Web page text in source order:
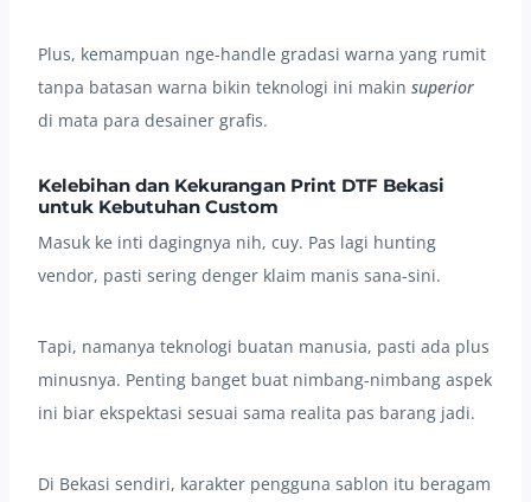
Plus, kemampuan nge-handle gradasi warna yang rumit
tanpa batasan warna bikin teknologi ini makin superior
di mata para desainer grafis.
Kelebihan dan Kekurangan Print DTF Bekasi
untuk Kebutuhan Custom
Masuk ke inti dagingnya nih, cuy. Pas lagi hunting
vendor, pasti sering denger klaim manis sana-sini.
Tapi, namanya teknologi buatan manusia, pasti ada plus
minusnya. Penting banget buat nimbang-nimbang aspek
ini biar ekspektasi sesuai sama realita pas barang jadi.
Di Bekasi sendiri, karakter pengguna sablon itu beragam